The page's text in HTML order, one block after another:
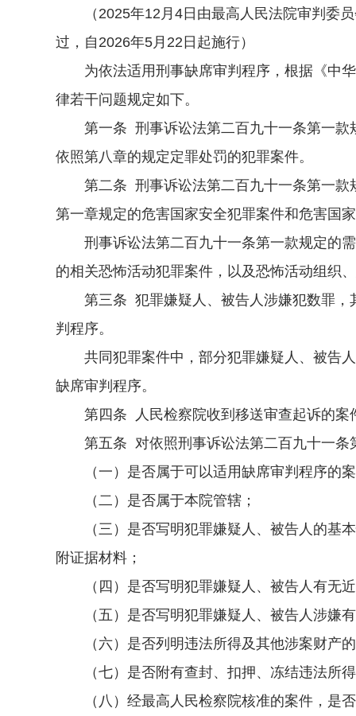
（2025年12月4日由最高人民法院审判委员
过，自2026年5月22日起施行）
为依法适用刑事缺席审判程序，根据《中华
律若干问题规定如下。
第一条 刑事诉讼法第二百九十一条第一款规
依照第八章的规定定罪处罚的犯罪案件。
第二条 刑事诉讼法第二百九十一条第一款规
第一章规定的危害国家安全犯罪案件和危害国
刑事诉讼法第二百九十一条第一款规定的需
的相关恐怖活动犯罪案件，以及恐怖活动组织
第三条 犯罪嫌疑人、被告人涉嫌犯数罪，
判程序。
共同犯罪案件中，部分犯罪嫌疑人、被告人
缺席审判程序。
第四条 人民检察院收到移送审查起诉的案
第五条 对依照刑事诉讼法第二百九十一条
（一）是否属于可以适用缺席审判程序的
（二）是否属于本院管辖；
（三）是否写明犯罪嫌疑人、被告人的基本
附证据材料；
（四）是否写明犯罪嫌疑人、被告人有无近
（五）是否写明犯罪嫌疑人、被告人涉嫌有
（六）是否列明违法所得及其他涉案财产的
（七）是否附有查封、扣押、冻结违法所得
（八）经最高人民检察院核准的案件，是否